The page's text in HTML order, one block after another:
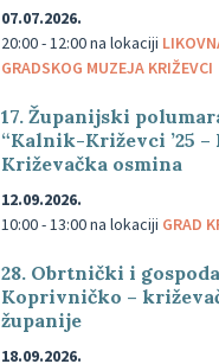
07.07.2026.
20:00 - 12:00na lokaciji
GRADSKOG MUZEJA KRIŽEVCI
17. Županijski
“Kalnik-Križevci ’25 –
Križevačka osmina
12.09.2026.
10:00 - 13:00na lokaciji GRAD
28. Obrtnički i
Koprivničko –
županije
18.09.2026.